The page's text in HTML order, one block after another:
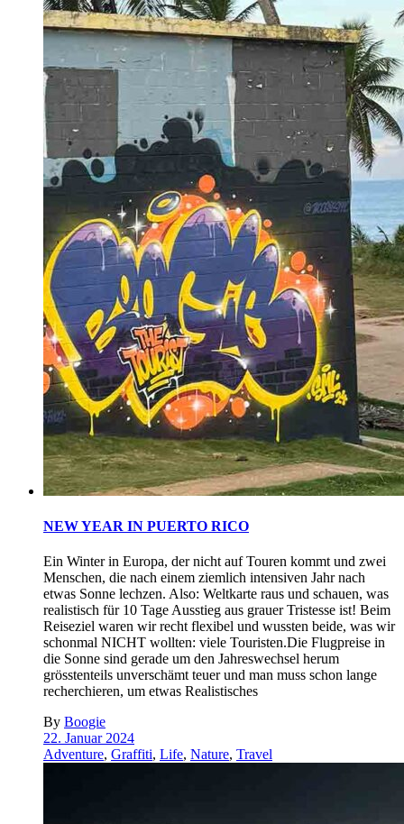
NEW YEAR IN PUERTO RICO
Ein Winter in Europa, der nicht auf Touren kommt und zwei
Menschen, die nach einem ziemlich intensiven Jahr nach
etwas Sonne lechzen. Also: Weltkarte raus und schauen, was
realistisch für 10 Tage Ausstieg aus grauer Tristesse ist! Beim
Reiseziel waren wir recht flexibel und wussten beide, was wir
schonmal NICHT wollten: viele Touristen.Die Flugpreise in
die Sonne sind gerade um den Jahreswechsel herum
grösstenteils unverschämt teuer und man muss schon lange
recherchieren, um etwas Realistisches
By Boogie
22. Januar 2024
Adventure, Graffiti, Life, Nature, Travel